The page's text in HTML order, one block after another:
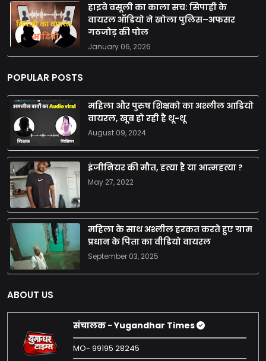
हाइवे वसूली का काला सच: सिपाही के
वायरल ऑडियो ने खोला पुलिस–अफसर
गठजोड़ की पोल
January 06, 2026
POPULAR POSTS
महिला और पुरुष शिक्षको का अश्लील आडियो
वायरल, खूब हो रही है थू-थू
August 09, 2024
इंजीनियर की मौत, हत्या है या आत्महत्या ?
May 27, 2022
महिला के साथ अश्लील हरकत करते हुए ग्राम
प्रधान के पिता का वीडियो वायरल
September 03, 2025
ABOUT US
संचालक - Yugandhar Times
MO- 99195 28245